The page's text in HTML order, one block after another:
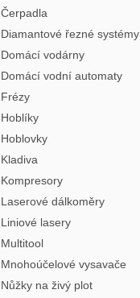
Čerpadla
Diamantové řezné systémy
Domácí vodárny
Domácí vodní automaty
Frézy
Hoblíky
Hoblovky
Kladiva
Kompresory
Laserové dálkoměry
Liniové lasery
Multitool
Mnohoúčelové vysavače
Nůžky na živý plot